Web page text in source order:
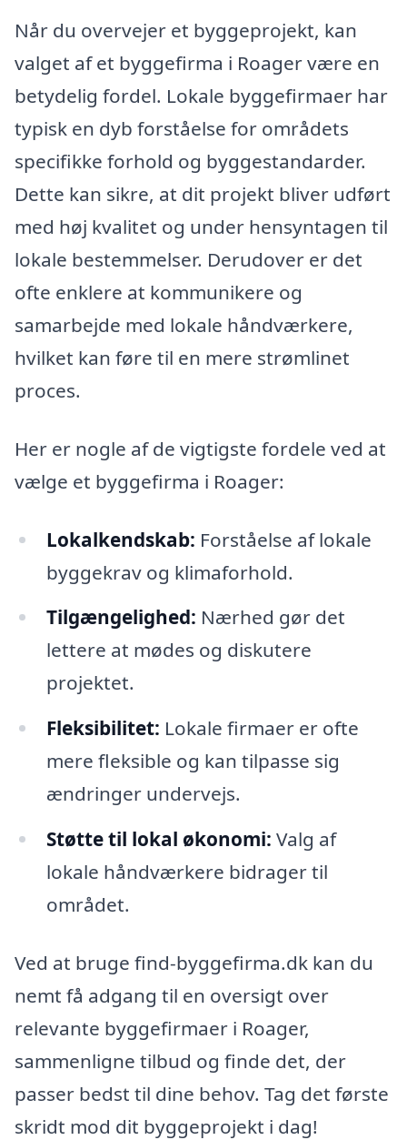
Når du overvejer et byggeprojekt, kan
valget af et byggefirma i Roager være en
betydelig fordel. Lokale byggefirmaer har
typisk en dyb forståelse for områdets
specifikke forhold og byggestandarder.
Dette kan sikre, at dit projekt bliver udført
med høj kvalitet og under hensyntagen til
lokale bestemmelser. Derudover er det
ofte enklere at kommunikere og
samarbejde med lokale håndværkere,
hvilket kan føre til en mere strømlinet
proces.
Her er nogle af de vigtigste fordele ved at
vælge et byggefirma i Roager:
Lokalkendskab: Forståelse af lokale
byggekrav og klimaforhold.
Tilgængelighed: Nærhed gør det
lettere at mødes og diskutere
projektet.
Fleksibilitet: Lokale firmaer er ofte
mere fleksible og kan tilpasse sig
ændringer undervejs.
Støtte til lokal økonomi: Valg af
lokale håndværkere bidrager til
området.
Ved at bruge find-byggefirma.dk kan du
nemt få adgang til en oversigt over
relevante byggefirmaer i Roager,
sammenligne tilbud og finde det, der
passer bedst til dine behov. Tag det første
skridt mod dit byggeprojekt i dag!